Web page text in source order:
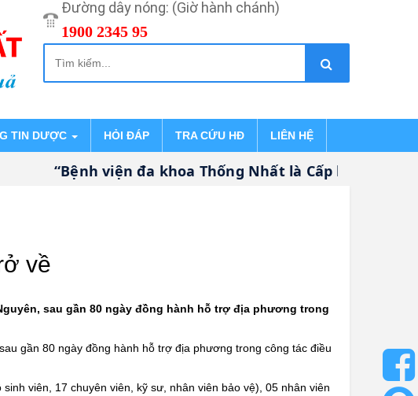
Đường dây nóng: (Giờ hành chánh)
1900 2345 95
TIN DƯỢC HỎI ĐÁP TRA CỨU HĐ LIÊN HỆ
“Bệnh viện đa khoa Thống Nhất là Cấp khám bệnh,
về
sau gần 80 ngày đồng hành hỗ trợ địa phương trong
gần 80 ngày đồng hành hỗ trợ địa phương trong công tác điều
viên, 17 chuyên viên, kỹ sư, nhân viên bảo vệ), 05 nhân viên